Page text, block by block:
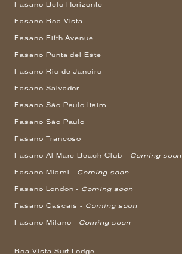
Fasano Belo Horizonte
Fasano Boa Vista
Fasano Fifth Avenue
Fasano Punta del Este
Fasano Rio de Janeiro
Fasano Salvador
Fasano São Paulo Itaim
Fasano São Paulo
Fasano Trancoso
Fasano Al Mare Beach Club - Coming soon
Fasano Miami - Coming soon
Fasano London - Coming soon
Fasano Cascais - Coming soon
Fasano Milano - Coming soon
Boa Vista Surf Lodge